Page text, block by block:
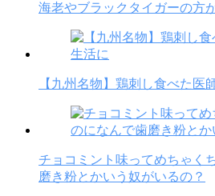
海老やブラックタイガーの方
【九州名物】鶏刺し食べた医
チョコミント味ってめちゃく
磨き粉とかいう奴がいるの？